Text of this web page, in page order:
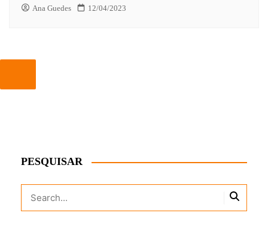
Ana Guedes 12/04/2023
PESQUISAR